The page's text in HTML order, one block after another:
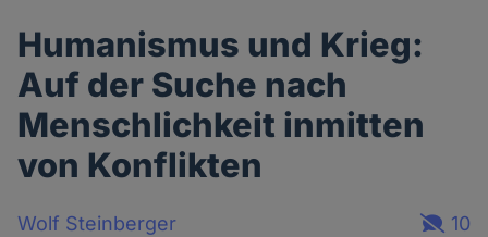
Humanismus und Krieg:
Auf der Suche nach
Menschlichkeit inmitten
von Konflikten
Wolf Steinberger
10